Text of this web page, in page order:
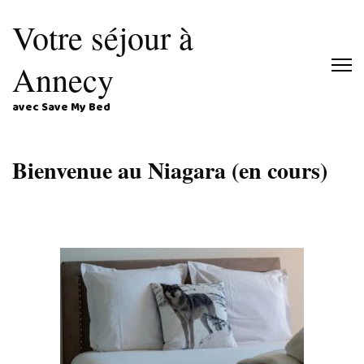
Votre séjour à
Annecy
avec Save My Bed
Bienvenue au Niagara (en cours)